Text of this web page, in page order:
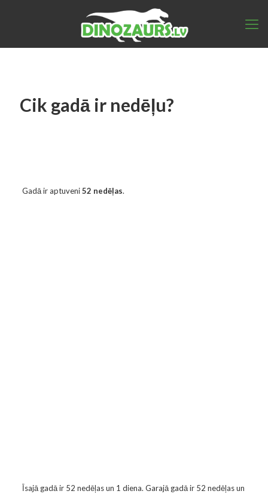
Cik gadā ir nedēļu?
Gadā ir aptuveni52 nedēļas.
Īsajā gadā ir 52 nedēļas un 1 diena. Garajā gadā ir 52 nedēļas un